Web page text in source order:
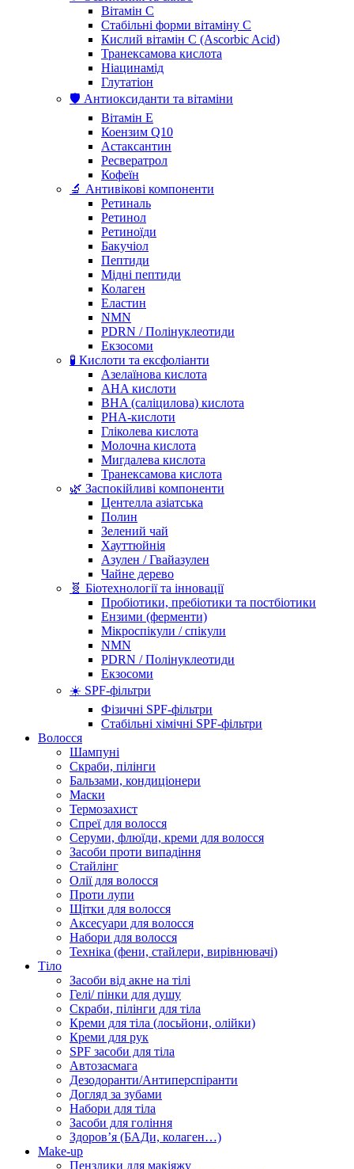
Вітамін С
Стабільні форми вітаміну С
Кислий вітамін С (Ascorbic Acid)
Транексамова кислота
Ніацинамід
Глутатіон
🛡️ Антиоксиданти та вітаміни
Вітамін Е
Коензим Q10
Астаксантин
Ресвератрол
Кофеїн
🔬 Антивікові компоненти
Ретиналь
Ретинол
Ретиноїди
Бакучіол
Пептиди
Мідні пептиди
Колаген
Еластин
NMN
PDRN / Полінуклеотиди
Екзосоми
🧪 Кислоти та ексфоліанти
Азелаїнова кислота
AHA кислоти
BHA (саліцилова) кислота
PHA-кислоти
Гліколева кислота
Молочна кислота
Мигдалева кислота
Транексамова кислота
🌿 Заспокійливі компоненти
Центелла азіатська
Полин
Зелений чай
Хауттюйнія
Азулен / Гвайазулен
Чайне дерево
🧬 Біотехнології та інновації
Пробіотики, пребіотики та постбіотики
Ензими (ферменти)
Мікроспікули / спікули
NMN
PDRN / Полінуклеотиди
Екзосоми
☀️ SPF-фільтри
Фізичні SPF-фільтри
Стабільні хімічні SPF-фільтри
Волосся
Шампуні
Скраби, пілінги
Бальзами, кондиціонери
Маски
Термозахист
Спреї для волосся
Серуми, флюїди, креми для волосся
Засоби проти випадіння
Стайлінг
Олії для волосся
Проти лупи
Щітки для волосся
Аксесуари для волосся
Набори для волосся
Техніка (фени, стайлери, вирівнювачі)
Тіло
Засоби від акне на тілі
Гелі/ пінки для душу
Скраби, пілінги для тіла
Креми для тіла (лосьйони, олійки)
Креми для рук
SPF засоби для тіла
Автозасмага
Дезодоранти/Антиперспіранти
Догляд за зубами
Набори для тіла
Засоби для гоління
Здоровʼя (БАДи, колаген…)
Make-up
Пензлики для макіяжу